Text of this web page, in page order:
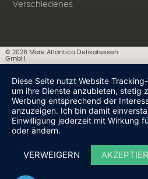
Verschiedenes
© 2026Mare Atlantico Delikatessen
GmbH
Diese Seite nutzt Website
um ihre Dienste anzubieten, stetig
Werbung entsprechend der
anzuzeigen. Ich bin damit
Einwilligung jederzeit mit Wirkung
oder ändern.
VERWEIGERN